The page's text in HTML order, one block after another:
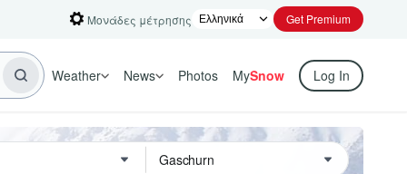
Μονάδες μέτρησης Get Premium
Weather News Photos MySnow Log In